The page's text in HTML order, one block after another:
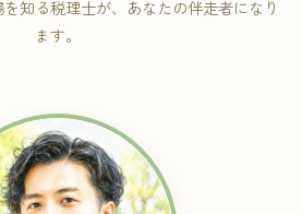
知る税理士が、あなたの伴走者になり
ます。